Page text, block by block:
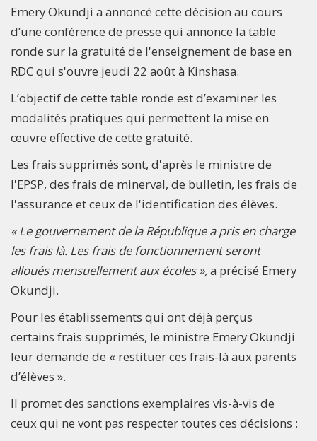
Emery Okundji a annoncé cette décision au cours
d’une conférence de presse qui annonce la table
ronde sur la gratuité de l'enseignement de base en
RDC qui s'ouvre jeudi 22 août à Kinshasa.
L’objectif de cette table ronde est d’examiner les
modalités pratiques qui permettent la mise en
œuvre effective de cette gratuité.
Les frais supprimés sont, d'après le ministre de
l'EPSP, des frais de minerval, de bulletin, les frais de
l'assurance et ceux de l'identification des élèves.
« Le gouvernement de la République a pris en charge
les frais là. Les frais de fonctionnement seront
alloués mensuellement aux écoles »,a précisé Emery
Okundji.
Pour les établissements qui ont déjà perçus
certains frais supprimés, le ministre Emery Okundji
leur demande de « restituer ces frais-là aux parents
d’élèves ».
Il promet des sanctions exemplaires vis-à-vis de
ceux qui ne vont pas respecter toutes ces décisions :